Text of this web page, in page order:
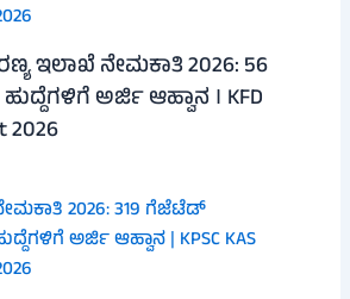
ಇಲಾಖೆ ನೇಮಕಾತಿ 2026: 56
ಅರ್ಜಿ ಆಹ್ವಾನ । KFD
2026